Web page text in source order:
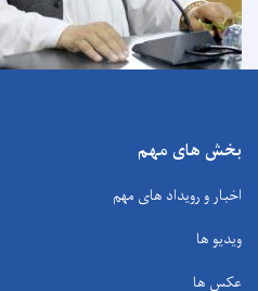
بخش های مهم
اخبار و رویداد های مهم
ویدیو ها
عکس ها